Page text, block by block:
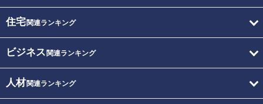
住宅関連ランキング
ビジネス 関連ランキング
人材関連ランキング